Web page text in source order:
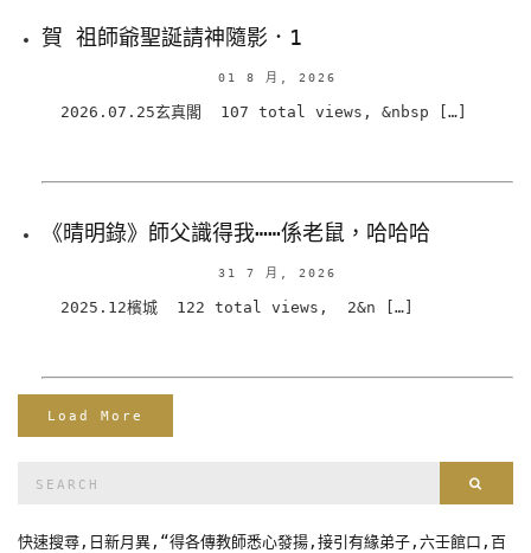
賀 祖師爺聖誕請神隨影．1
01 8 月, 2026
2026.07.25玄真閣 107 total views, &nbsp […]
《晴明錄》師父識得我⋯⋯係老鼠，哈哈哈
31 7 月, 2026
2025.12檳城 122 total views, 2&n […]
Load More
快速搜尋,日新月異,“得各傳教師悉心發揚,接引有緣弟子,六壬館口,百